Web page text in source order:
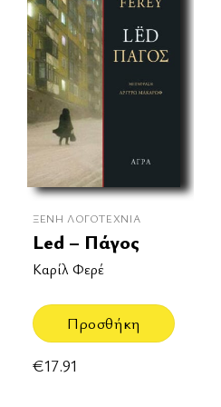
ΞΈΝΗ ΛΟΓΟΤΕΧΝΊΑ
Led – Πάγος
Καρίλ Φερέ
Προσθήκη
€17.91